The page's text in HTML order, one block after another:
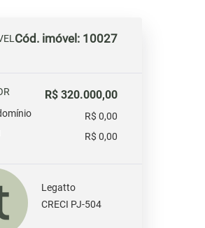
Cód. imóvel: 10027
R$ 320.000,00
R$ 0,00
R$ 0,00
Legatto
CRECI PJ-504